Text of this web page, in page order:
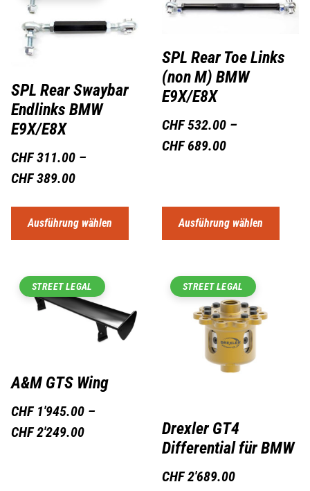
SPL Rear Swaybar
Endlinks BMW
E9X/E8X
CHF311.00 –
CHF389.00
Ausführung wählen
SPL Rear Toe Links
(non M) BMW
E9X/E8X
CHF532.00 –
CHF689.00
Ausführung wählen
STREET LEGAL
A&M GTS Wing
CHF1'945.00 –
CHF2'249.00
STREET LEGAL
Drexler GT4
Differential für BMW
CHF2'689.00